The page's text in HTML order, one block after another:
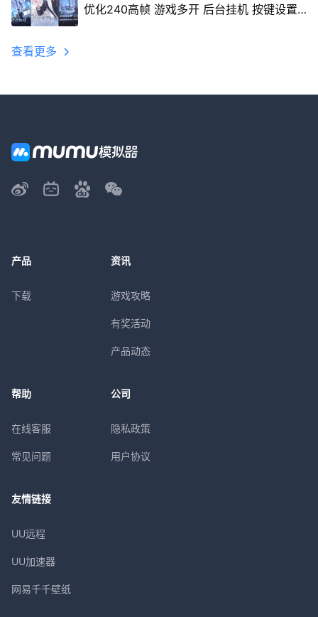
优化240高帧 游戏多开 后台挂机 按键设置
查看更多
产品
下载
资讯
游戏攻略
有奖活动
产品动态
帮助
在线客服
常见问题
公司
隐私政策
用户协议
友情链接
UU远程
UU加速器
网易千千壁纸